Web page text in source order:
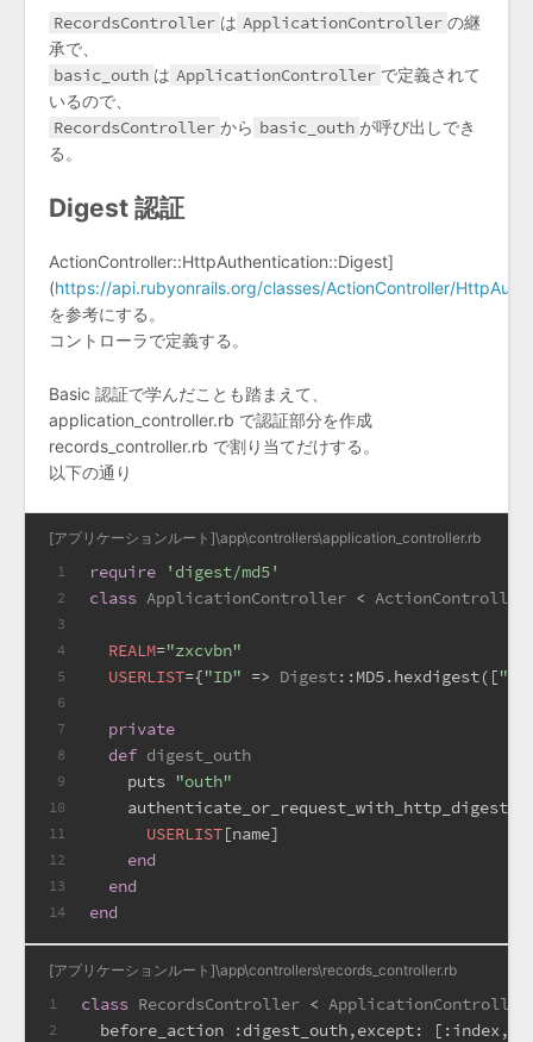
RecordsController は ApplicationController の継
承で、
basic_outh は ApplicationController で定義されて
いるので、
RecordsController から basic_outh が呼び出しでき
る。
Digest 認証
ActionController::HttpAuthentication::Digest]
(https://api.rubyonrails.org/classes/ActionController/
を参考にする。
コントローラで定義する。
Basic 認証で学んだことも踏まえて、
application_controller.rb で認証部分を作成
records_controller.rb で割り当てだけする。
以下の通り
[アプリケーションルート]\app\controllers\application_controller.rb
1
2
3
4
5
6
7
8
9
10
11
12
13
14
require
'digest/md5'
class ApplicationController <
REALM="zxcvbn"
USERLIST={"ID" => Digest: :MD5.hexdigest([
private
def digest_outh
    puts
"outh"
    authenticate_or_request_with_http_digest(
USERLIST[name]
end
end
end
[アプリケーションルート]\app\controllers\records_controller.rb
1
2
class RecordsController < ApplicationController
  before_action
:digest_outh,except: [ :index,